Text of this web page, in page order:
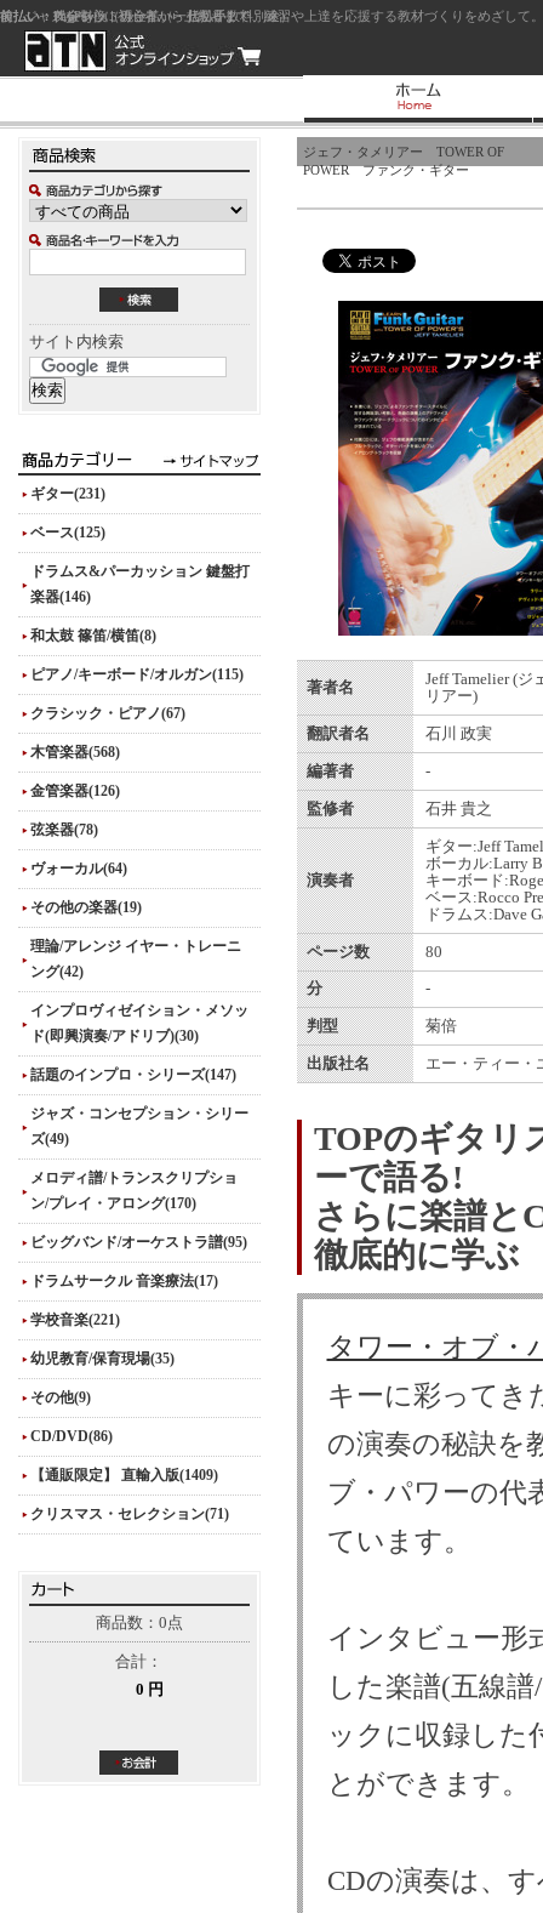
ジャズを中心に初心者から上級者まで、練習や上達を応援する教材づくりをめざし
サイト内検索
ギター(231)
ベース(125)
ドラムス&パーカッション 鍵盤打
楽器(146)
和太鼓 篠笛/横笛(8)
ピアノ/キーボード/オルガン(115)
クラシック・ピアノ(67)
木管楽器(568)
金管楽器(126)
弦楽器(78)
ヴォーカル(64)
その他の楽器(19)
理論/アレンジ イヤー・トレーニ
ング(42)
インプロヴィゼイション・メソッ
ド(即興演奏/アドリブ)(30)
話題のインプロ・シリーズ(147)
ジャズ・コンセプション・シリー
ズ(49)
メロディ譜/トランスクリプショ
ン/プレイ・アロング(170)
ビッグバンド/オーケストラ譜(95)
ドラムサークル 音楽療法(17)
学校音楽(221)
幼児教育/保育現場(35)
その他(9)
CD/DVD(86)
【通販限定】 直輸入版(1409)
クリスマス・セレクション(71)
商品数：0点
合計：
0 円
ジェフ・タメリアー TOWER OF
POWER ファンク・ギター
著者名
Jeff Tamelier (ジ
リアー)
翻訳者名 石川 政実
編著者 -
監修者 石井 貴之
演奏者
ギター:Jeff
ボーカル:Larry
キーボード
ベース:Rocco
ドラムス:Dave
ページ数 80
分 -
判型 菊倍
出版社名 エー・ティー・
TOPのギタリ
ーで語る!
さらに楽譜と
徹底的に学ぶ
タワー・オブ・
キーに彩ってき
の演奏の秘訣を
ブ・パワーの代
ています。
インタビュー形
した楽譜(五線
ックに収録した
とができます。
CDの演奏は、
前払い：クレジットカード（一括払い）
後払い：代金引換（現金払い・代引手数料別途）
前払い：PayPay